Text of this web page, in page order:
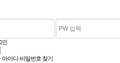
인
아이디·비밀번호 찾기